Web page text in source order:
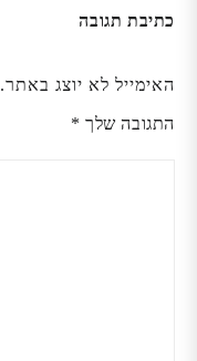
כתיבת תגובה
האימייל לא יוצג באתר.
התגובה שלך *